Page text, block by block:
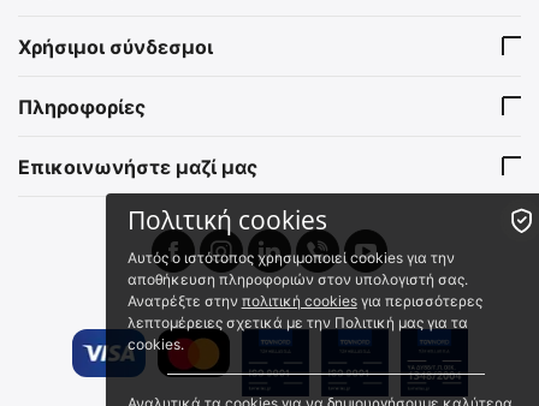
Εκπαιδευτική Σύριγγα
Χορήγησης Αδρεναλίνης
Άμεσα διαθέσιμο
€19.51
(χωρίς ΦΠΑ)
Ενδομυϊκής & Υποδερμικής
€42.00(χωρίς ΦΠΑ)
⛟
Χρήσιμοι σύνδεσμοι
Πληροφορίες
Επικοινωνήστε μαζί μας
Πολιτική cookies
Αυτός ο ιστότοπος χρησιμοποιεί cookies για την
αποθήκευση πληροφοριών στον υπολογιστή σας.
Ανατρέξτε στην πολιτική cookiesγια περισσότερες
λεπτομέρειες σχετικά με την Πολιτική μας για τα
cookies.